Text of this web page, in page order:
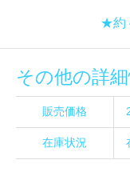
★約
その他の詳
販売価格
在庫状況